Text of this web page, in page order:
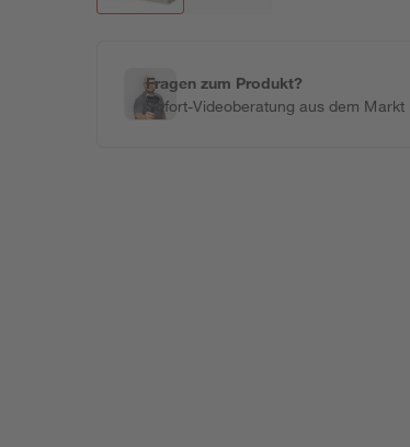
Fragen zum Produkt?
Sofort-Videoberatung aus dem Markt